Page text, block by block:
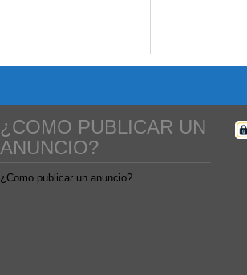
¿COMO PUBLICAR UN
ANUNCIO?
¿Como publicar un anuncio?